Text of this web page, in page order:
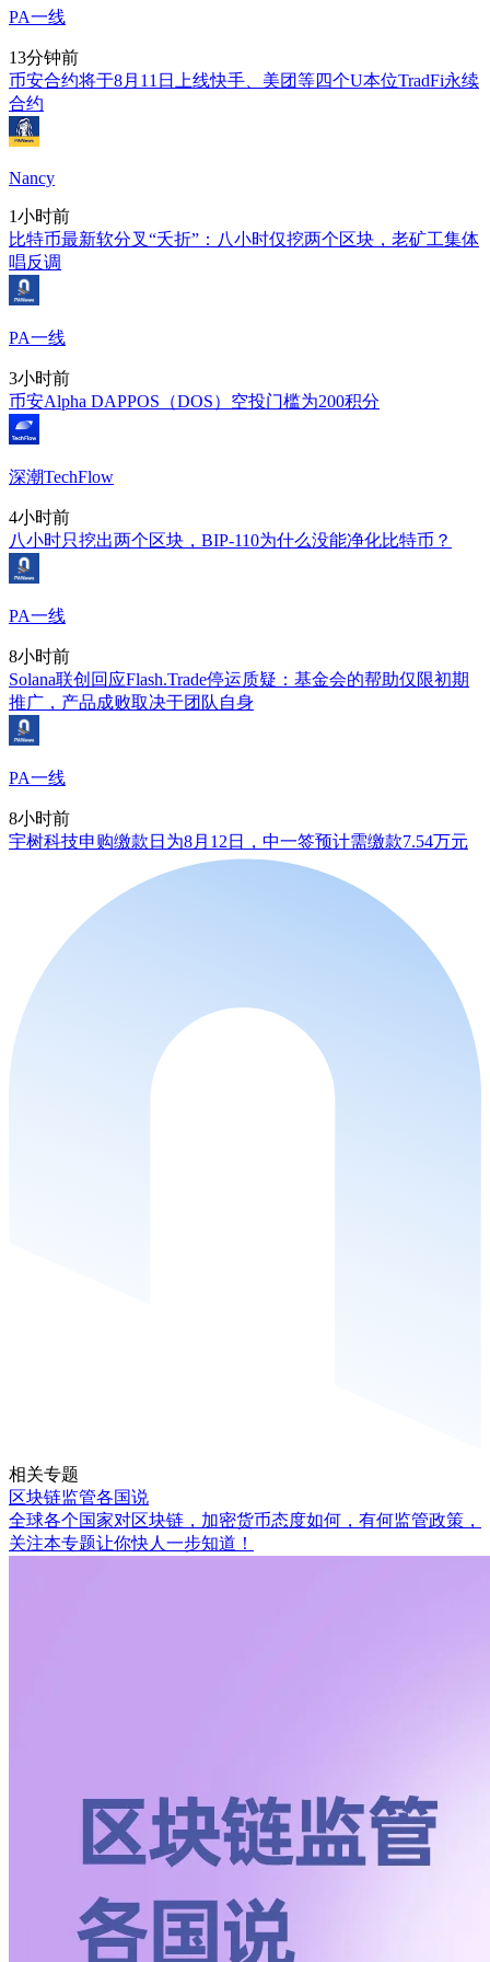
PA一线
13分钟前
币安合约将于8月11日上线快手、美团等四个U本位TradFi永续
合约
Nancy
1小时前
比特币最新软分叉“夭折”：八小时仅挖两个区块，老矿工集体
唱反调
PA一线
3小时前
币安Alpha DAPPOS（DOS）空投门槛为200积分
深潮TechFlow
4小时前
八小时只挖出两个区块，BIP-110为什么没能净化比特币？
PA一线
8小时前
Solana联创回应Flash.Trade停运质疑：基金会的帮助仅限初期
推广，产品成败取决于团队自身
PA一线
8小时前
宇树科技申购缴款日为8月12日，中一签预计需缴款7.54万元
相关专题
区块链监管各国说
全球各个国家对区块链，加密货币态度如何，有何监管政策，
关注本专题让你快人一步知道！